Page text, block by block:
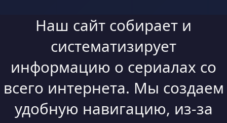
Наш сайт собирает и
систематизирует
информацию о сериалах со
всего интернета. Мы создаем
удобную навигацию, из-за